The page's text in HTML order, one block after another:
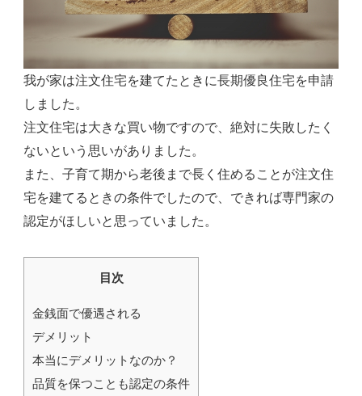
我が家は注文住宅を建てたときに長期優良住宅を申請
しました。
注文住宅は大きな買い物ですので、絶対に失敗したく
ないという思いがありました。
また、子育て期から老後まで長く住めることが注文住
宅を建てるときの条件でしたので、できれば専門家の
認定がほしいと思っていました。
目次
金銭面で優遇される
デメリット
本当にデメリットなのか？
品質を保つことも認定の条件